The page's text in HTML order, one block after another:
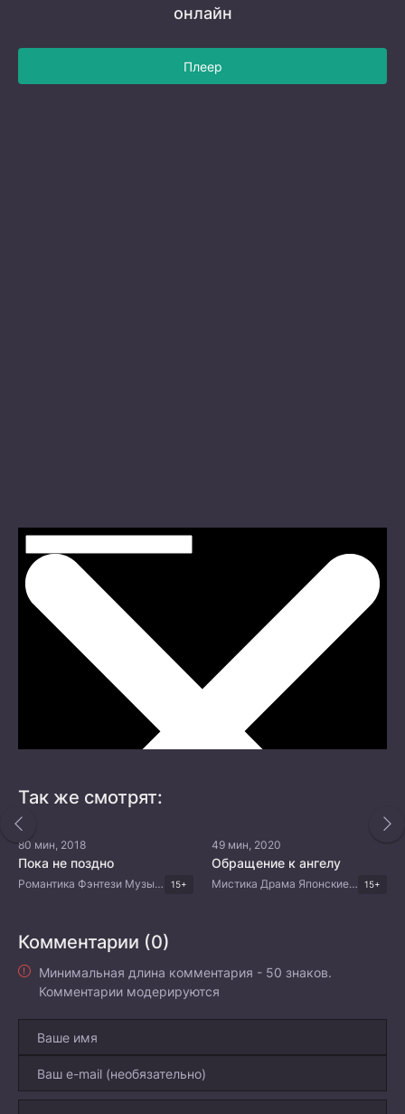
онлайн
Плеер
Так же смотрят:
80 мин, 2018
Пока не поздно
Романтика Фэнтези Музыка Мелодрама Корейские дорамы 15+
49 мин, 2020
Обращение к ангелу
Мистика Драма Японские дорамы 15+
Комментарии (0)
Минимальная длина комментария - 50 знаков.
Комментарии модерируются